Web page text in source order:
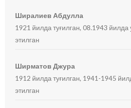
Ширалиев Абдулла
1921 йилда туғилган, 08.1943
этилган
Ширматов Джура
1912 йилда туғилган, 1941-1945
этилган